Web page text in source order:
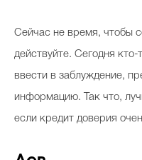
Сейчас не время, чтобы
действуйте. Сегодня
ввести в заблуждение,
информацию. Так что,
если кредит доверия